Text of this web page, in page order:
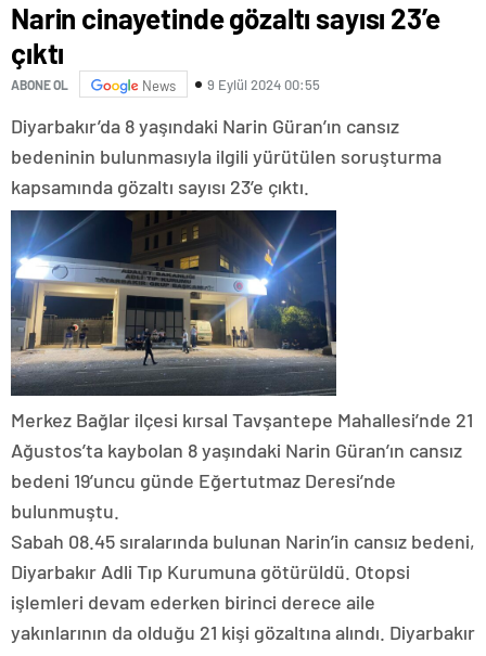
Narin cinayetinde gözaltı sayısı 23’e
çıktı
ABONE OL News 9 Eylül 2024 00:55
Diyarbakır’da 8 yaşındaki Narin Güran’ın cansız
bedeninin bulunmasıyla ilgili yürütülen soruşturma
kapsamında gözaltı sayısı 23’e çıktı.
Merkez Bağlar ilçesi kırsal Tavşantepe Mahallesi’nde 21
Ağustos’ta kaybolan 8 yaşındaki Narin Güran’ın cansız
bedeni 19’uncu günde Eğertutmaz Deresi’nde
bulunmuştu.
Sabah 08.45 sıralarında bulunan Narin’in cansız bedeni,
Diyarbakır Adli Tıp Kurumuna götürüldü. Otopsi
işlemleri devam ederken birinci derece aile
yakınlarının da olduğu 21 kişi gözaltına alındı. Diyarbakır